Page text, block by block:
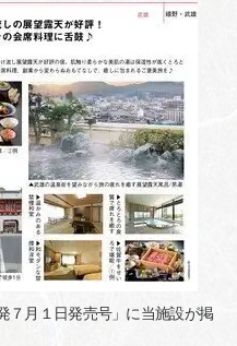
７月１日発売号」に当施設が掲